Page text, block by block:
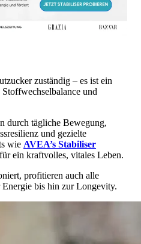
zuständig – es ist ein
und
durch tägliche Bewegung,
und gezielte
wie AVEA’s Stabiliser
ein kraftvolles, vitales Leben.
profitieren auch alle
Energie bis hin zur Longevity.